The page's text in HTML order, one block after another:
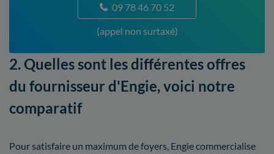
09 78 46 70 52
(appel non surtaxé)
2. Quelles sont les différentes offres
du fournisseur d'Engie, voici notre
comparatif
Pour satisfaire un maximum de foyers, Engie commercialise